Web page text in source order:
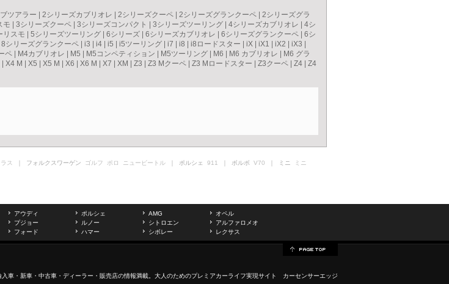
ツアラー 2シリーズカブリオレ 2シリーズクーペ 2シリーズグランクーペ
2シリーズグラ
モ 3シリーズクーペ 3シリーズコンパクト 3シリーズツーリング 4シリーズカブリオレ
4シ
リスモ 5シリーズツーリング 6シリーズ 6シリーズカブリオレ 6シリーズグランクーペ
6シ
8シリーズグランクーペ i3 i4 i5 i5ツーリング i7 i8 i8ロードスター iX iX1 iX2 iX3
ペ M4カブリオレ M5 M5コンペティション M5ツーリング M6 M6 カブリオレ
M6 グラ
X4 M X5 X5 M X6 X6 M X7 XM Z3 Z3 Mクーペ Z3 Mロードスター Z3クーペ Z4
Z4
ス ｜ フォルクスワーゲン ゴルフ ポロ ニュービートル ｜ ポルシェ 911 ｜ ボルボ V70 ｜ ミニ ミニ
アウディ ポルシェ AMG
オペル
プジョー ルノー シトロエン
アルファロメオ
フォード ハマー シボレー レクサス
入車 ・新車・ 中古車 ・ディーラー・販売店の情報満載。大人のためのプレミアカーライフ実現サイト カーセンサーエッジ